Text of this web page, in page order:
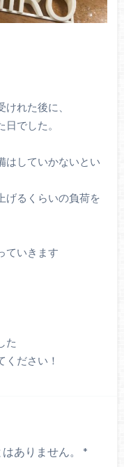
れた後に、
でした。
はしていかないとい
げるくらいの負荷を
ていきます
た
ください！
ありません。
*